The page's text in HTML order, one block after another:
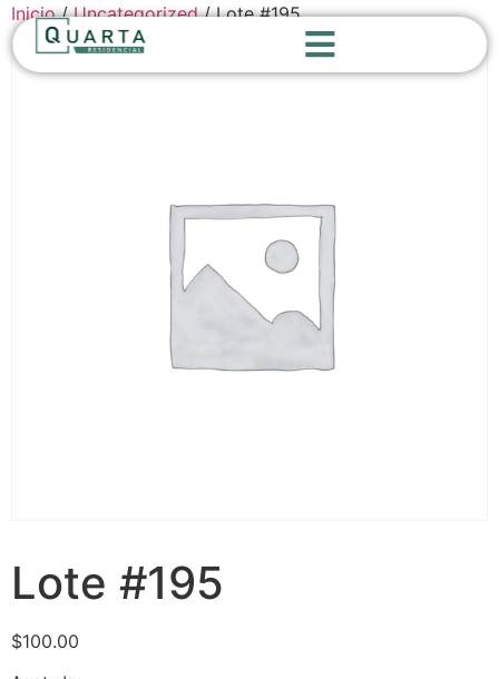
Inicio/Uncategorized/ Lote #195
Lote #195
$100.00